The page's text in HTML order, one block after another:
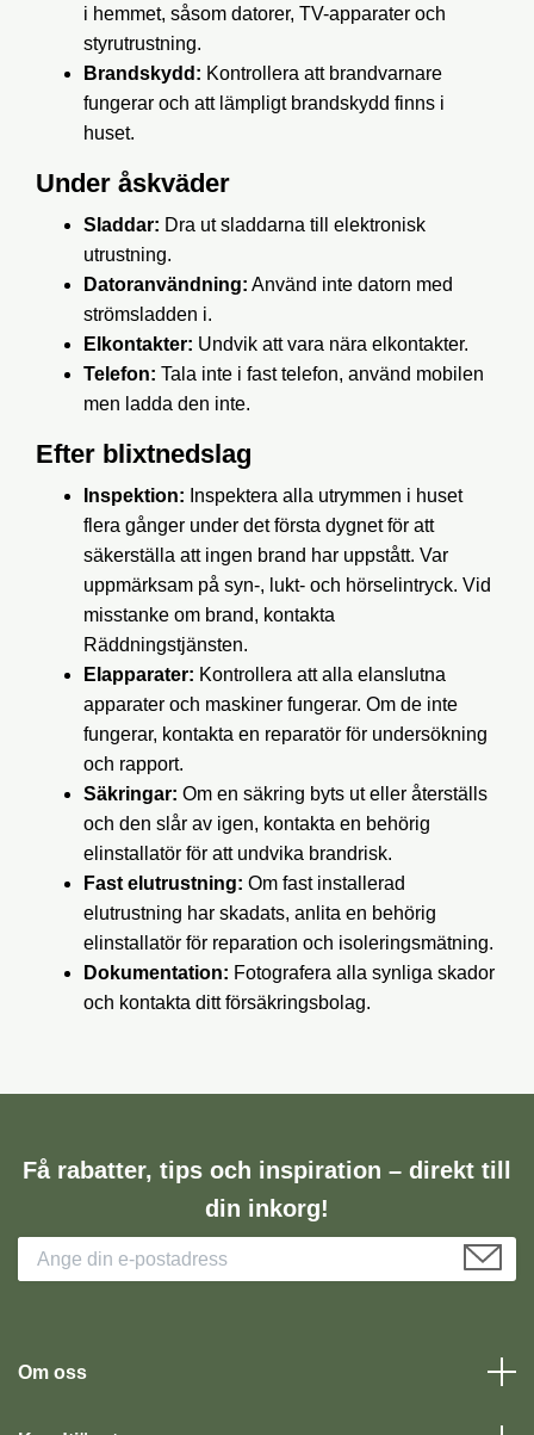
i hemmet, såsom datorer, TV-apparater och
styrutrustning.
Brandskydd: Kontrollera att brandvarnare
fungerar och att lämpligt brandskydd finns i
huset.
Under åskväder
Sladdar: Dra ut sladdarna till elektronisk
utrustning.
Datoranvändning: Använd inte datorn med
strömsladden i.
Elkontakter: Undvik att vara nära elkontakter.
Telefon: Tala inte i fast telefon, använd mobilen
men ladda den inte.
Efter blixtnedslag
Inspektion: Inspektera alla utrymmen i huset
flera gånger under det första dygnet för att
säkerställa att ingen brand har uppstått. Var
uppmärksam på syn-, lukt- och hörselintryck. Vid
misstanke om brand, kontakta
Räddningstjänsten.
Elapparater: Kontrollera att alla elanslutna
apparater och maskiner fungerar. Om de inte
fungerar, kontakta en reparatör för undersökning
och rapport.
Säkringar: Om en säkring byts ut eller återställs
och den slår av igen, kontakta en behörig
elinstallatör för att undvika brandrisk.
Fast elutrustning: Om fast installerad
elutrustning har skadats, anlita en behörig
elinstallatör för reparation och isoleringsmätning.
Dokumentation: Fotografera alla synliga skador
och kontakta ditt försäkringsbolag.
Få rabatter, tips och inspiration – direkt till
din inkorg!
Om oss